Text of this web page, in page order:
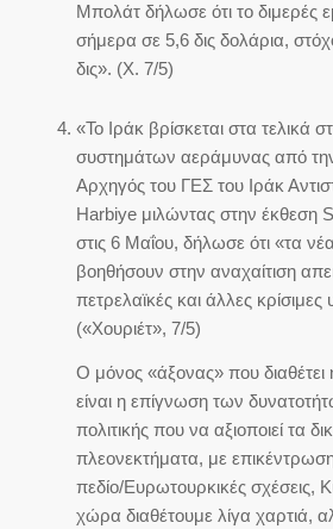
Μπολάτ δήλωσε ότι το διμερές
σήμερα σε 5,6 δις δολάρια,
δις». (Χ. 7/5)
«Το Ιράκ βρίσκεται στα τελικά
συστημάτων αεράμυνας από
Αρχηγός του ΓΕΣ του Ιράκ
Harbiye μιλώντας στην έκθεση
στις 6 Μαΐου, δήλωσε ότι «τα
βοηθήσουν στην αναχαίτιση
πετρελαϊκές και άλλες
(«Χουριέτ», 7/5)
Ο μόνος «άξονας» που
είναι η επίγνωση των
πολιτικής που να αξιοποιεί τα
πλεονεκτήματα, με
πεδίο/Ευρωτουρκικές σχέσεις,
χώρα διαθέτουμε λίγα χαρτιά,